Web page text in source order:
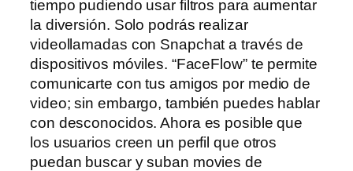
tiempo pudiendo usar filtros para aumentar
la diversión. Solo podrás realizar
videollamadas con Snapchat a través de
dispositivos móviles. “FaceFlow” te permite
comunicarte con tus amigos por medio de
video; sin embargo, también puedes hablar
con desconocidos. Ahora es posible que
los usuarios creen un perfil que otros
puedan buscar y suban movies de